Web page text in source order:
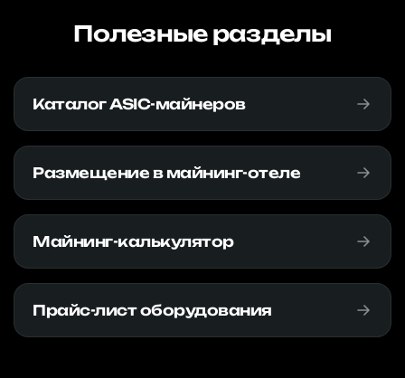
Полезные разделы
Каталог ASIC-майнеров
Размещение в майнинг-отеле
Майнинг-калькулятор
Прайс-лист оборудования